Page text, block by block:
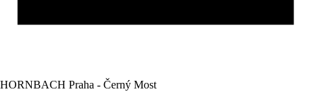
HORNBACH Praha - Černý Most